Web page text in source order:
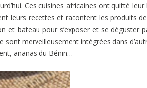
Ces cuisines africaines ont quitté leur
leurs recettes et racontent les produits
et bateau pour s’exposer et se déguster
merveilleusement intégrées dans
ananas du Bénin…